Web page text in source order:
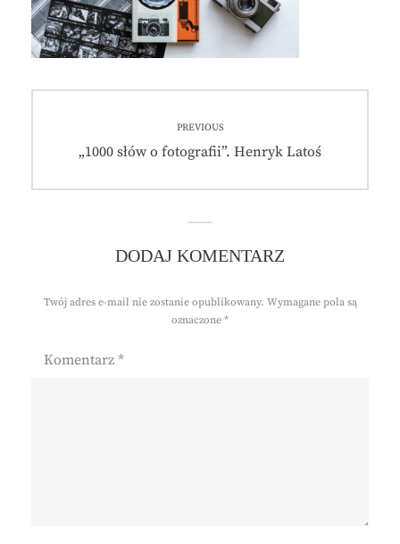
wpisu
PREVIOUS
Previous
„1000 słów o fotografii”. Henryk Latoś
DODAJ KOMENTARZ
Twój adres e-mail nie zostanie opublikowany. Wymagane pola są
oznaczone *
Komentarz *